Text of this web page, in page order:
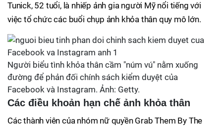
Tunick, 52 tuổi, là nhiếp ảnh gia người Mỹ nổi tiếng với
việc tổ chức các buổi chụp ảnh khỏa thân quy mô lớn.
Người biểu tình khỏa thân cầm "núm vú" nằm xuống
đường để phản đối chính sách kiểm duyệt của
Facebook và Instagram. Ảnh: Getty.
Các điều khoản hạn chế ảnh khỏa thân
Các thành viên của nhóm nữ quyền Grab Them By The